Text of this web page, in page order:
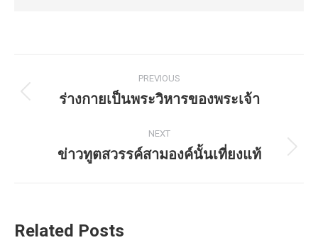
navigation
PREVIOUS
Previous
ร่างกายเป็นพระวิหารของพระเจ้า
NEXT
Next
ข่าวทูตสวรรค์สามองค์นั้นเที่ยงแท้
Related Posts